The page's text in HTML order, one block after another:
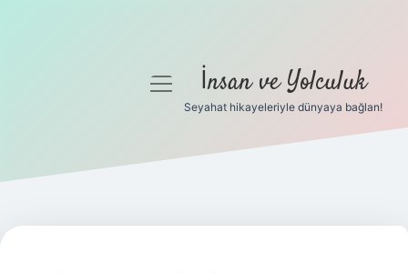
Gizlilik Politikası
Yasal Uyarı
menüyü İnsan ve Yolculuk
Seyahat hikayeleriyle dünyaya bağlan!